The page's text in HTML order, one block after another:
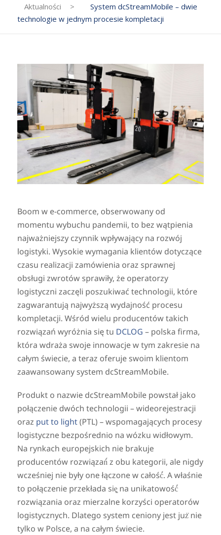
Aktualności
>
System dcStreamMobile – dwie
technologie w jednym procesie kompletacji
Boom w e-commerce, obserwowany od
momentu wybuchu pandemii, to bez wątpienia
najważniejszy czynnik wpływający na rozwój
logistyki. Wysokie wymagania klientów dotyczące
czasu realizacji zamówienia oraz sprawnej
obsługi zwrotów sprawiły, że operatorzy
logistyczni zaczęli poszukiwać technologii, które
zagwarantują najwyższą wydajność procesu
kompletacji. Wśród wielu producentów takich
rozwiązań wyróżnia się tu DCLOG – polska firma,
która wdraża swoje innowacje w tym zakresie na
całym świecie, a teraz oferuje swoim klientom
zaawansowany system dcStreamMobile.
Produkt o nazwie dcStreamMobile powstał jako
połączenie dwóch technologii – wideorejestracji
oraz put to light(PTL) – wspomagających procesy
logistyczne bezpośrednio na wózku widłowym.
Na rynkach europejskich nie brakuje
producentów rozwiązań́ z obu kategorii, ale nigdy
wcześniej nie były one łączone w całość́. A właśnie
to połączenie przekłada się̨ na unikatowość́
rozwiązania oraz mierzalne korzyści operatorów
logistycznych. Dlatego system ceniony jest już̇ nie
tylko w Polsce, a na całym świecie.